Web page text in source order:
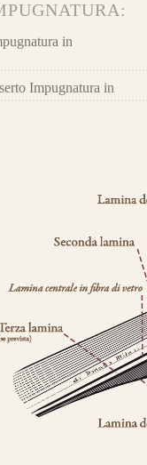
in
Impugnatura in